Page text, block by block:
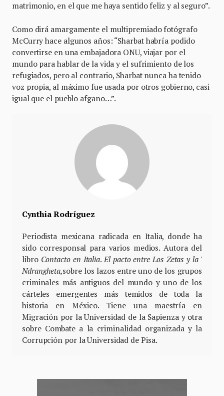
matrimonio, en el que me haya sentido feliz y al seguro”.
Como dirá amargamente el multipremiado fotógrafo
McCurry hace algunos años: “Sharbat habría podido
convertirse en una embajadora ONU, viajar por el
mundo para hablar de la vida y el sufrimiento de los
refugiados, pero al contrario, Sharbat nunca ha tenido
voz propia, al máximo fue usada por otros gobierno, casi
igual que el pueblo afgano…”.
Cynthia Rodríguez
Periodista mexicana radicada en Italia, donde ha
sido corresponsal para varios medios. Autora del
libro Contacto en Italia.El pacto entre Los Zetas y la '
Ndrangheta,sobre los lazos entre uno de los grupos
criminales más antiguos del mundo y uno de los
cárteles emergentes más temidos de toda la
historia en México. Tiene una maestría en
Migración por la Universidad de la Sapienza y otra
sobre Combate a la criminalidad organizada y la
Corrupción por la Universidad de Pisa.